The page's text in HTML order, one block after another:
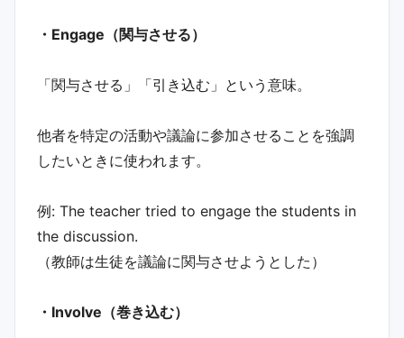
・Engage（関与させる）
「関与させる」「引き込む」という意味。
他者を特定の活動や議論に参加させることを強調
したいときに使われます。
例: The teacher tried to engage the students in
the discussion.
（教師は生徒を議論に関与させようとした）
・Involve（巻き込む）